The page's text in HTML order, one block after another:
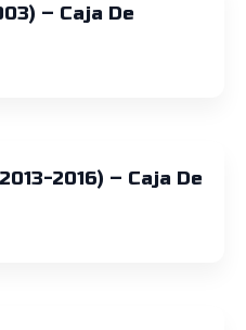
– Caja De
2016) – Caja De